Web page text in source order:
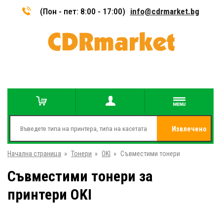
(Пон - пет: 8:00 - 17:00) info@cdrmarket.bg
Извлечено
Начална страница » Тонери » OKI » Съвместими тонери
Съвместими тонери за
принтери OKI